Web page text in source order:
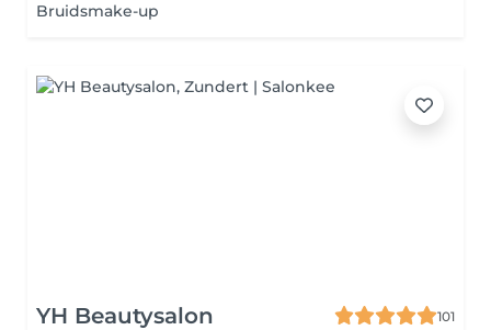
Bruidsmake-up
YH Beautysalon
101